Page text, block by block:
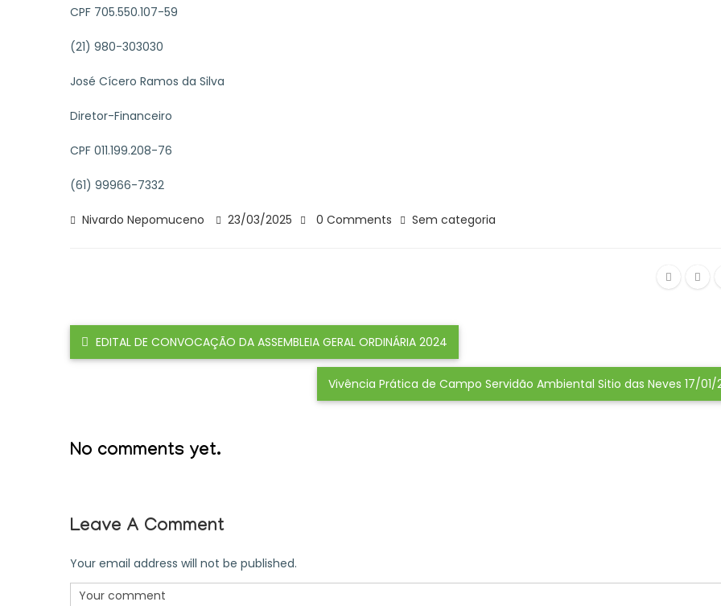
CPF 705.550.107-59
(21) 980-303030
José Cícero Ramos da Silva
Diretor-Financeiro
CPF 011.199.208-76
(61) 99966-7332
Nivardo Nepomuceno 23/03/2025 Sem categoria
0 Comments
EDITAL DE CONVOCAÇÃO DA ASSEMBLEIA GERAL ORDINÁRIA 2024
Vivência Prática de Campo Servidão Ambiental Sitio das Neves 17/01/
No comments yet.
Leave A Comment
Your email address will not be published.